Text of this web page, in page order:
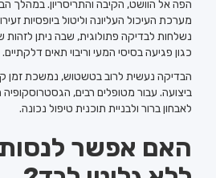
הפה אל הוושט, הקיבה והתריסריון. במהלך
מערכת העיכול העליונה וליטול ביופסיות
נשלחות לבדיקה פתולוגית, שבה ניתן לזהות
כגון פגיעה בסיסי המעי וריבוי תאים דלקתיים.
הבדיקה נעשית לרוב בטשטוש, נמשכת זמן
ביצועה. עבור מטופלים רבים,
לאבחון ברור ולבניית תוכנית טיפול נכונה.
האם אפשר